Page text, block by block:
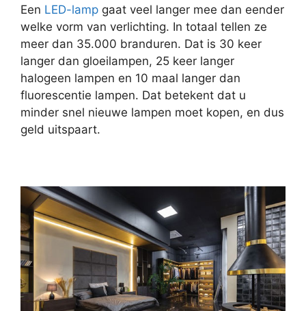
Een LED-lamp gaat veel langer mee dan eender
welke vorm van verlichting. In totaal tellen ze
meer dan 35.000 branduren. Dat is 30 keer
langer dan gloeilampen, 25 keer langer
halogeen lampen en 10 maal langer dan
fluorescentie lampen. Dat betekent dat u
minder snel nieuwe lampen moet kopen, en dus
geld uitspaart.